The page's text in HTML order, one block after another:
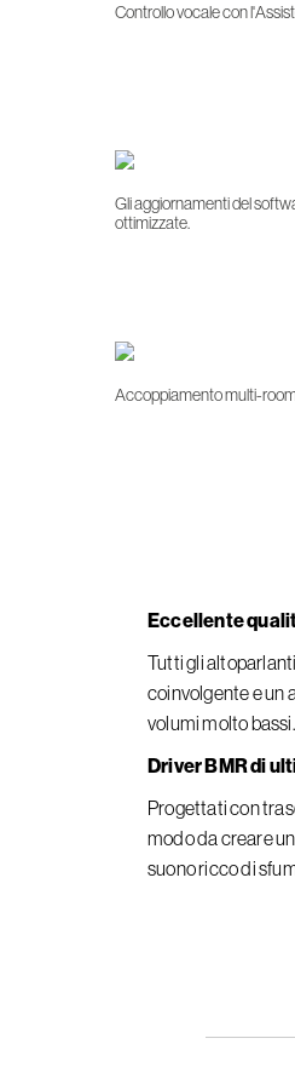
Controllo vocale con
Gli aggiornamenti del
ottimizzate.
Accoppiamento multi-
Eccellente
Tutti gli
coinvolgente e un
volumi molto bassi.
Driver BMR di
Progettati con
modo da creare
suono ricco di